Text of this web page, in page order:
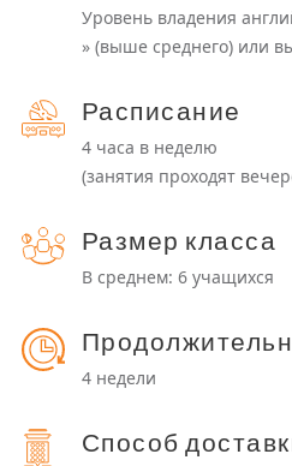
Уровень владения
» (выше среднего) или
Расписание
4 часа в неделю
(занятия проходят
Размер класса
В среднем: 6 учащихся
4 недели
Способ